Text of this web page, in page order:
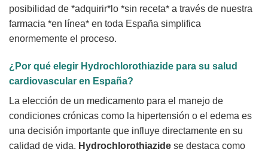
posibilidad de *adquirir*lo *sin receta* a través de nuestra
farmacia *en línea* en toda España simplifica
enormemente el proceso.
¿Por qué elegir Hydrochlorothiazide para su salud
cardiovascular en España?
La elección de un medicamento para el manejo de
condiciones crónicas como la hipertensión o el edema es
una decisión importante que influye directamente en su
calidad de vida. Hydrochlorothiazide se destaca como